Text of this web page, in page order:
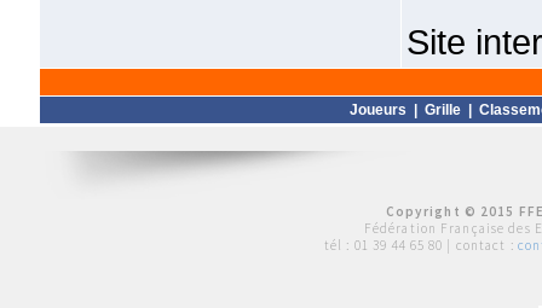
Site
Joueurs Grille
Copyright © 2015
Fédération Française des
tél : 01 39 44 65 80 | contact :